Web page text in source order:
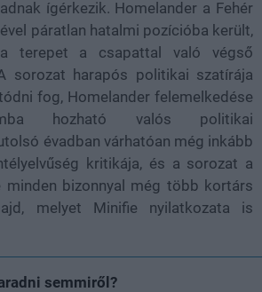
ígérkezik. Homelander a Fehér
páratlan hatalmi pozícióba került,
terepet a csapattal való végső
sorozat harapós politikai szatírája
fog, Homelander felemelkedése
hozható valós politikai
évadban várhatóan még inkább
kritikája, és a sorozat a
minden bizonnyal még több kortárs
melyet Minifie nyilatkozata is
semmiről?